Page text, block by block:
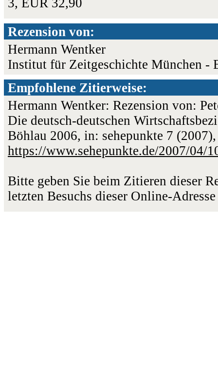
Rezension von:
Hermann Wentker
Institut für Zeitgeschichte München -
Empfohlene Zitierweise:
Hermann Wentker: Rezension von:
Die deutsch-deutschen
Böhlau 2006, in: sehepunkte 7
https://www.sehepunkte.de/2007/04/
Bitte geben Sie beim Zitieren dieser
letzten Besuchs dieser Online-Adresse